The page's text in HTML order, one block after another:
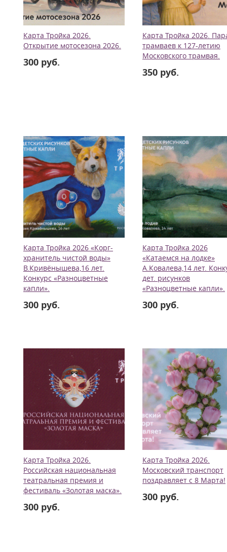
Карта Тройка 2026.
Открытие мотосезона 2026.
300 руб.
Карта Тройка 2026.
трамваев к 127-летию
Московского трамвая.
350 руб.
Карта Тройка 2026 «Корг-
хранитель чистой воды»
В.Кривёнышева,16 лет.
Конкурс «Разноцветные
капли».
300 руб.
Карта Тройка 2026
«Катаемся на лодке»
А.Ковалева,14 лет.
дет. рисунков
«Разноцветные капли».
300 руб.
Карта Тройка 2026.
Российская национальная
театральная премия и
фестиваль «Золотая маска».
300 руб.
Карта Тройка 2026.
Московский транспорт
поздравляет с 8 Марта!
300 руб.